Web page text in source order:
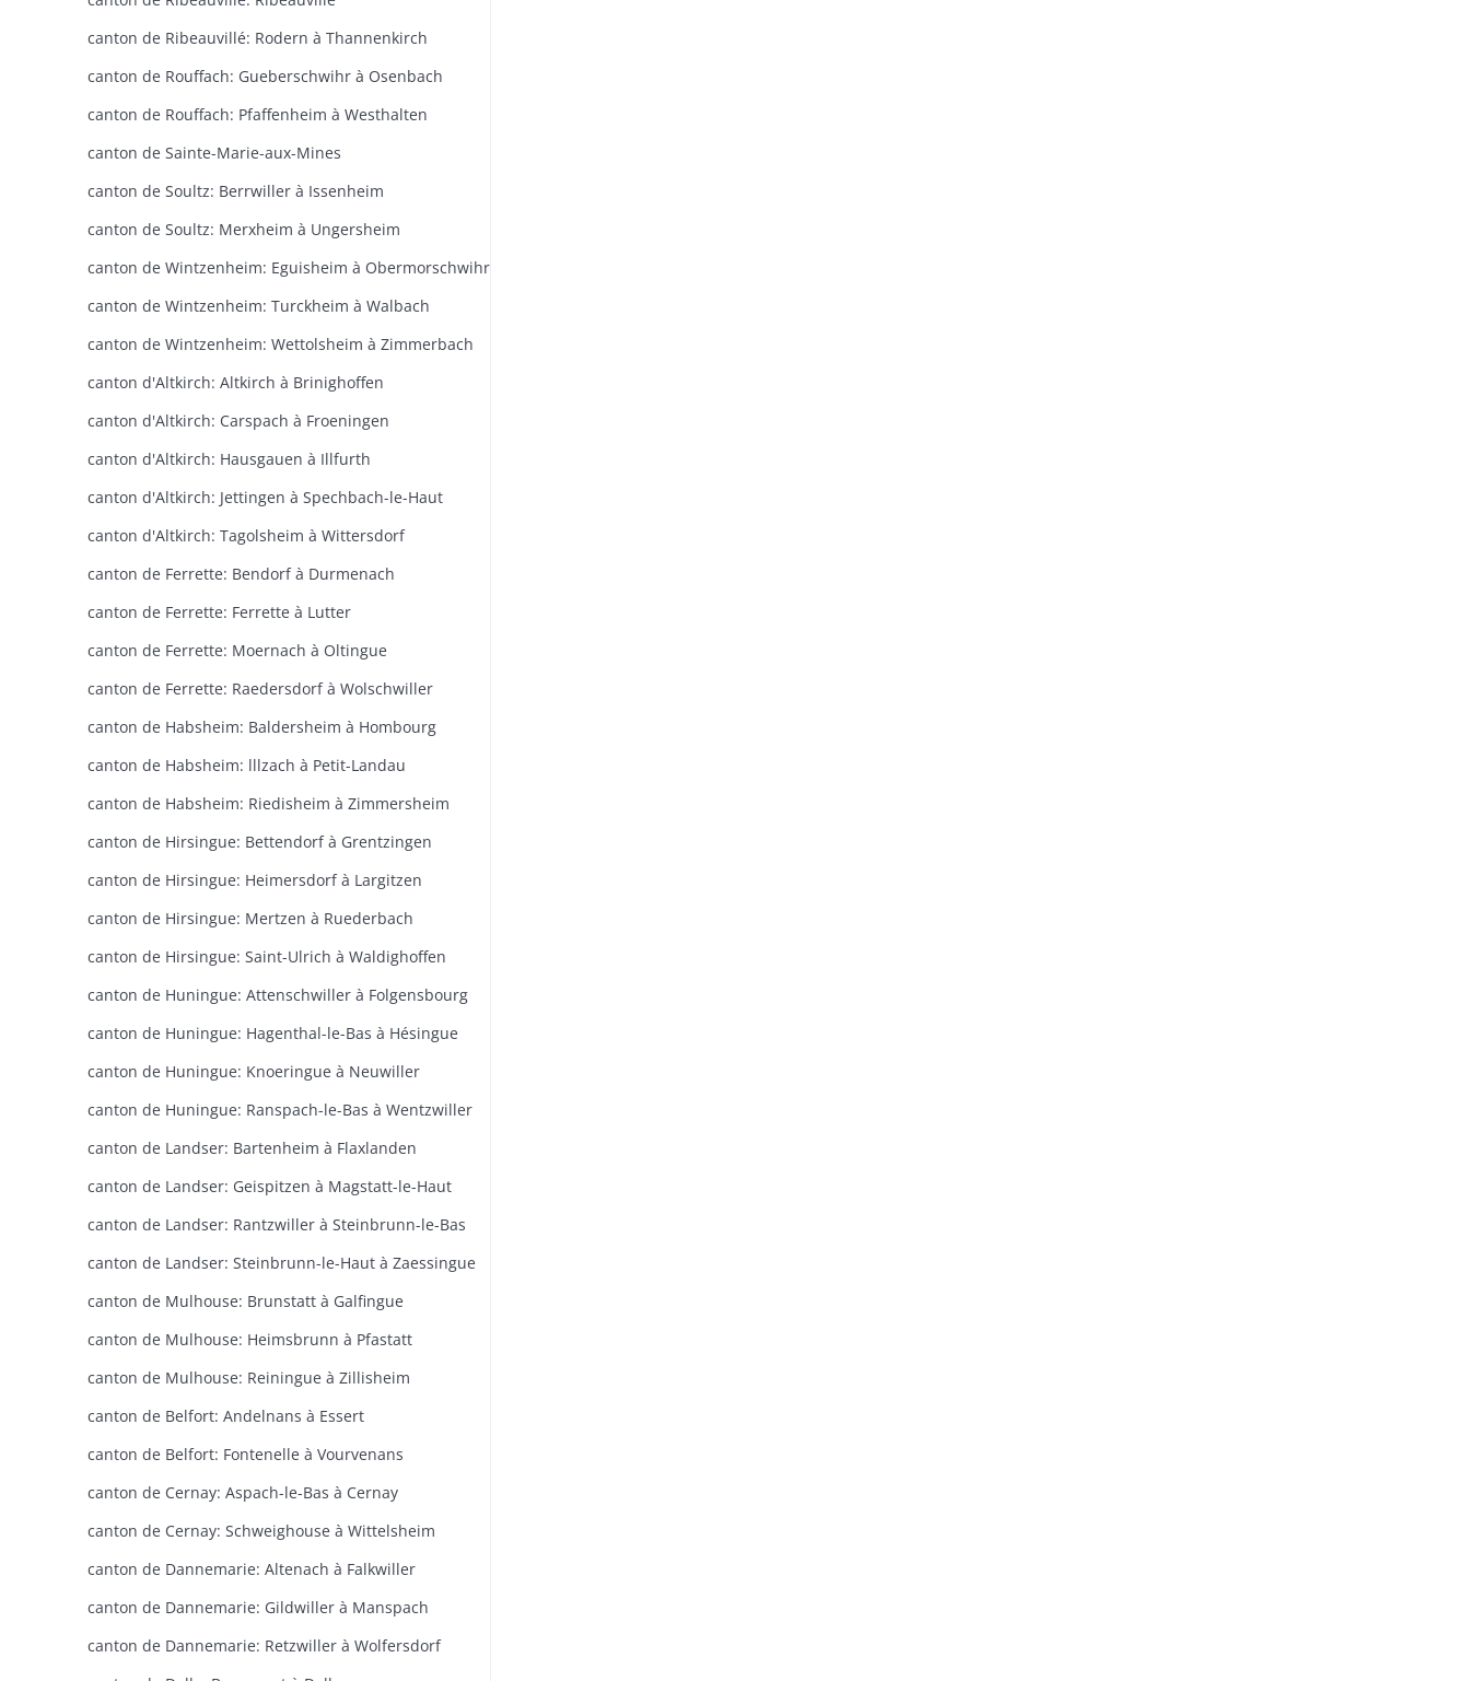
canton de Ribeauvillé: Rodern à Thannenkirch
canton de Rouffach: Gueberschwihr à Osenbach
canton de Rouffach: Pfaffenheim à Westhalten
canton de Sainte-Marie-aux-Mines
canton de Soultz: Berrwiller à Issenheim
canton de Soultz: Merxheim à Ungersheim
canton de Wintzenheim: Eguisheim à Obermorschwihr
canton de Wintzenheim: Turckheim à Walbach
canton de Wintzenheim: Wettolsheim à Zimmerbach
canton d'Altkirch: Altkirch à Brinighoffen
canton d'Altkirch: Carspach à Froeningen
canton d'Altkirch: Hausgauen à Illfurth
canton d'Altkirch: Jettingen à Spechbach-le-Haut
canton d'Altkirch: Tagolsheim à Wittersdorf
canton de Ferrette: Bendorf à Durmenach
canton de Ferrette: Ferrette à Lutter
canton de Ferrette: Moernach à Oltingue
canton de Ferrette: Raedersdorf à Wolschwiller
canton de Habsheim: Baldersheim à Hombourg
canton de Habsheim: lllzach à Petit-Landau
canton de Habsheim: Riedisheim à Zimmersheim
canton de Hirsingue: Bettendorf à Grentzingen
canton de Hirsingue: Heimersdorf à Largitzen
canton de Hirsingue: Mertzen à Ruederbach
canton de Hirsingue: Saint-Ulrich à Waldighoffen
canton de Huningue: Attenschwiller à Folgensbourg
canton de Huningue: Hagenthal-le-Bas à Hésingue
canton de Huningue: Knoeringue à Neuwiller
canton de Huningue: Ranspach-le-Bas à Wentzwiller
canton de Landser: Bartenheim à Flaxlanden
canton de Landser: Geispitzen à Magstatt-le-Haut
canton de Landser: Rantzwiller à Steinbrunn-le-Bas
canton de Landser: Steinbrunn-le-Haut à Zaessingue
canton de Mulhouse: Brunstatt à Galfingue
canton de Mulhouse: Heimsbrunn à Pfastatt
canton de Mulhouse: Reiningue à Zillisheim
canton de Belfort: Andelnans à Essert
canton de Belfort: Fontenelle à Vourvenans
canton de Cernay: Aspach-le-Bas à Cernay
canton de Cernay: Schweighouse à Wittelsheim
canton de Dannemarie: Altenach à Falkwiller
canton de Dannemarie: Gildwiller à Manspach
canton de Dannemarie: Retzwiller à Wolfersdorf